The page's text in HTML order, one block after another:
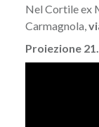
Nel Cortile ex
Carmagnola,
Proiezione